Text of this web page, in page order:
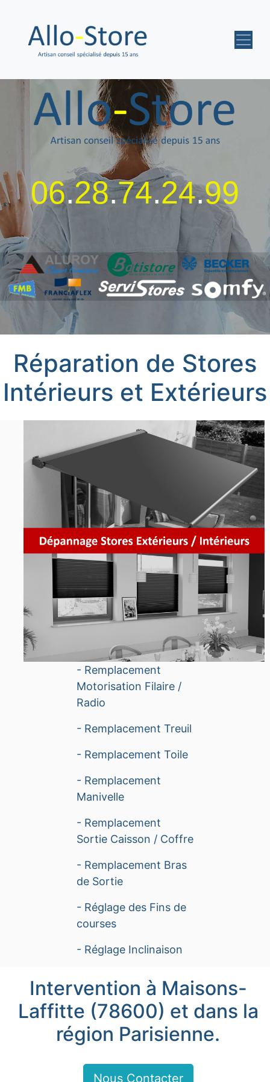
06.28.74.24.99
Réparation de Stores
Intérieurs et Extérieurs
- Remplacement
Motorisation Filaire /
Radio
- Remplacement Treuil
- Remplacement Toile
- Remplacement
Manivelle
- Remplacement
Sortie Caisson / Coffre
- Remplacement Bras
de Sortie
- Réglage des Fins de
courses
- Réglage Inclinaison
Intervention à Maisons-
Laffitte (78600) et dans la
région Parisienne.
Nous Contacter